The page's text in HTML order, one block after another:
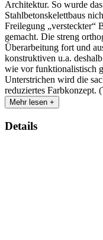
Architektur. So wurde
Stahlbetonskelettbaus
Freilegung „versteckter“
gemacht. Die streng
Überarbeitung fort und
konstruktiven u.a.
wie vor funktionalistisch
Unterstrichen wird die
reduziertes Farbkonzept.
Mehr lesen +
Details